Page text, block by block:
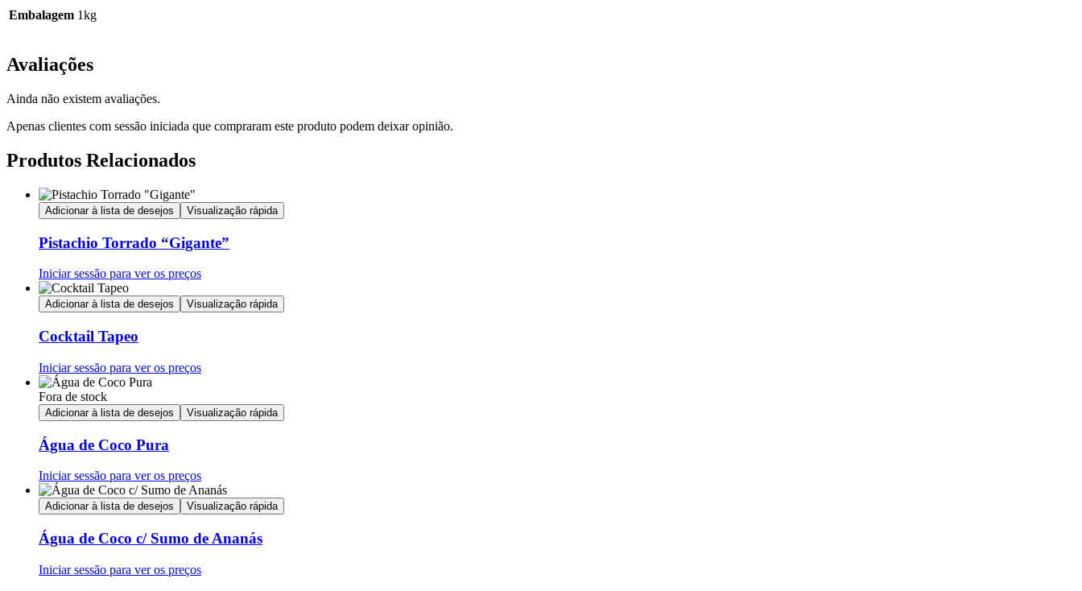
Embalagem 1kg
Avaliações
Ainda não existem avaliações.
Apenas clientes com sessão iniciada que compraram este produto podem deixar opinião.
Produtos Relacionados
Adicionar à lista de desejos Visualização rápida
Pistachio Torrado “Gigante”
Iniciar sessão para ver os preços
Adicionar à lista de desejos Visualização rápida
Cocktail Tapeo
Iniciar sessão para ver os preços
Fora de stock
Adicionar à lista de desejos Visualização rápida
Água de Coco Pura
Iniciar sessão para ver os preços
Adicionar à lista de desejos Visualização rápida
Água de Coco c/ Sumo de Ananás
Iniciar sessão para ver os preços